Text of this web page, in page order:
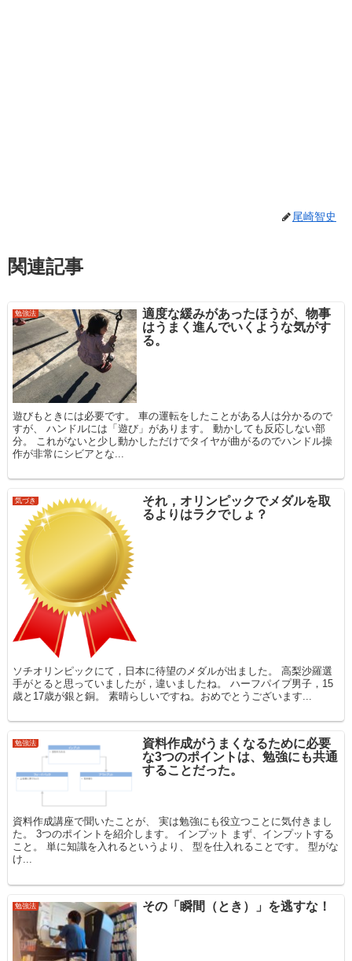
尾崎智史
関連記事
勉強法
適度な緩みがあったほうが、物事
はうまく進んでいくような気がす
る。
遊びもときには必要です。 車の運転をしたことがある人は分かるので
すが、 ハンドルには「遊び」があります。 動かしても反応しない部
分。 これがないと少し動かしただけでタイヤが曲がるのでハンドル操
作が非常にシビアとな...
気づき
それ，オリンピックでメダルを取
るよりはラクでしょ？
ソチオリンピックにて，日本に待望のメダルが出ました。 高梨沙羅選
手がとると思っていましたが，違いましたね。 ハーフパイプ男子，15
歳と17歳が銀と銅。 素晴らしいですね。おめでとうございます...
勉強法
資料作成がうまくなるために必要
な3つのポイントは、勉強にも共通
することだった。
資料作成講座で聞いたことが、 実は勉強にも役立つことに気付きまし
た。 3つのポイントを紹介します。 インプット まず、インプットする
こと。 単に知識を入れるというより、 型を仕入れることです。 型がな
け...
勉強法 その「瞬間（とき）」を逃すな！